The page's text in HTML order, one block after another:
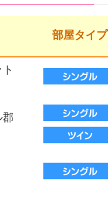
部屋タイプ
郡